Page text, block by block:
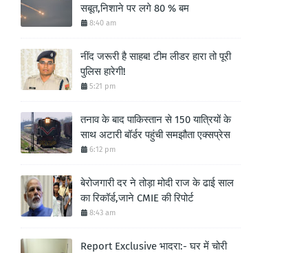
सबूत,निशाने पर लगे 80 % बम
8:40 am
नींद जरूरी है साहब! टीम लीडर हारा तो पूरी
पुलिस हारेगी!
5:21 pm
तनाव के बाद पाकिस्तान से 150 यात्रियों के
साथ अटारी बॉर्डर पहुंची समझौता एक्सप्रेस
6:12 pm
बेरोजगारी दर ने तोड़ा मोदी राज के ढाई साल
का रिकॉर्ड,जाने CMIE की रिपोर्ट
8:43 am
Report Exclusive भादरा:- घर में चोरी